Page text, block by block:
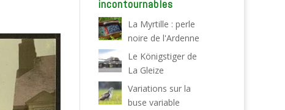
incontournables
La Myrtille : perle
noire de l'Ardenne
Le Königstiger de
La Gleize
Variations sur la
buse variable